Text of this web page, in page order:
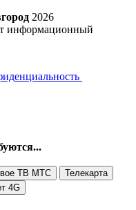
2026
информационный
ТВ МТС
Телекарта
4G